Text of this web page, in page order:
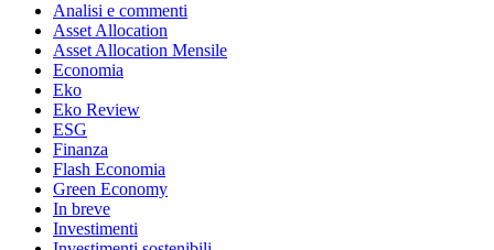
Analisi e commenti
Asset Allocation
Asset Allocation Mensile
Economia
Eko
Eko Review
ESG
Finanza
Flash Economia
Green Economy
In breve
Investimenti